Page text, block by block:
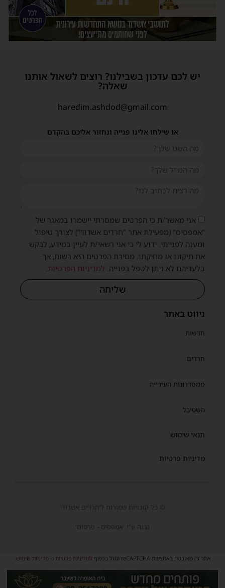
ניווט באתר
חדשות
חרדים
ממסדרונות העירייה
השטיבל
תנאי שימוש
מדיניות פרטיות
יש לכם עדכון בשבילנו? רוצים לשאול אותנו
שאלה?
haredim.ashdod@gmail.com
או שילחו אלינו פנייה ונחזור אליכם בהקדם
אני מאשר/ת כי הפרטים שמסרתי יישמרו במאגר של
"אמפסיס" (מפעילת אתר "חרדים אשדוד") לצורך טיפול
ומענה לפנייתי. ידוע לי כי אני רשאי/ת לעיין במידע, לבקש
את תיקונו או מחיקתו. מסירת הפרטים היא רשות, אך
בלעדיהם לא ניתן לטפל בפנייה. למדיניות הפרטיות.
שליחה
© כל הזכויות שמורות ל'חרדים אשדוד'
נבנה ע"י 'אמפסיס - פרסום'
אתר זה מאובטח באמצעות reCAPTCHA וגוגל בכפוף למדיניות פרטיות ו-מדיניות שימוש.